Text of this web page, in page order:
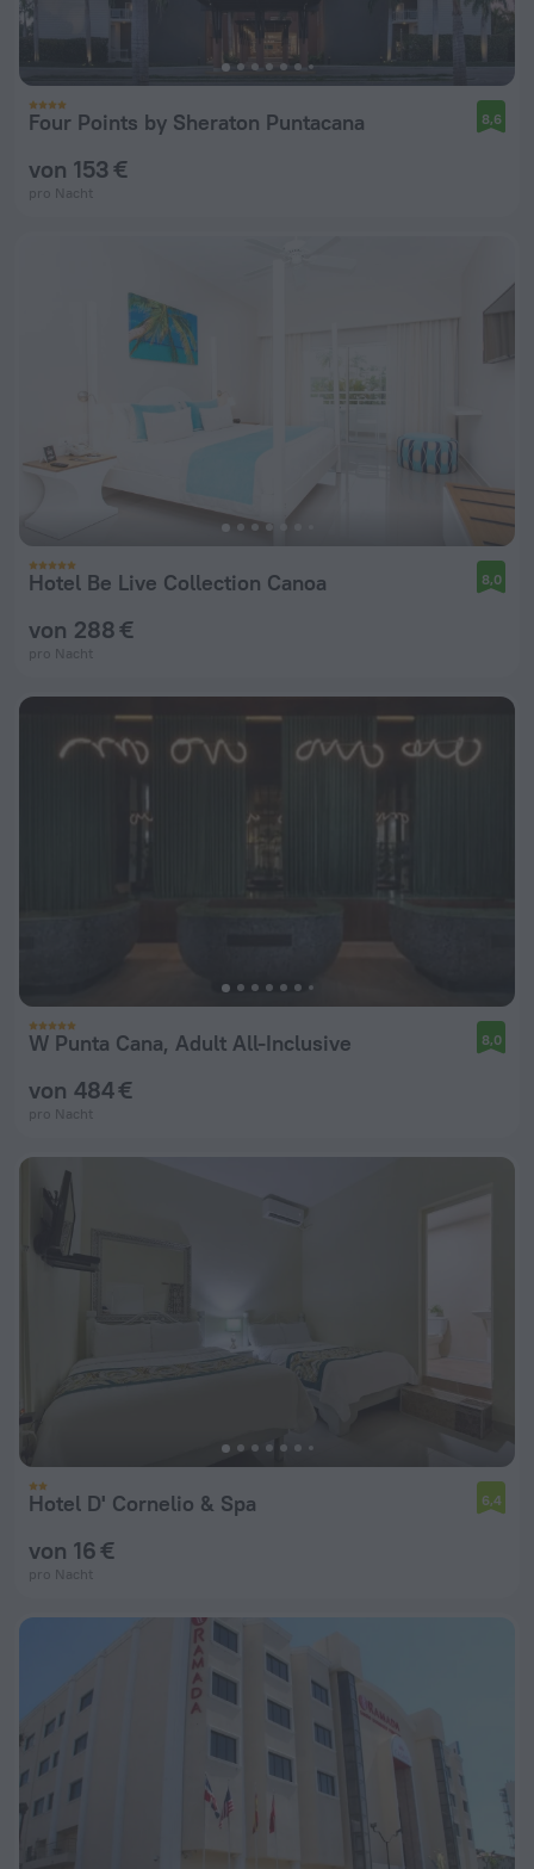
Four Points by Sheraton Puntacana 8,6
von 153 €
pro Nacht
Hotel Be Live Collection Canoa 8,0
von 288 €
pro Nacht
W Punta Cana, Adult All-Inclusive 8,0
von 484 €
pro Nacht
Hotel D' Cornelio & Spa 6,4
von 16 €
pro Nacht